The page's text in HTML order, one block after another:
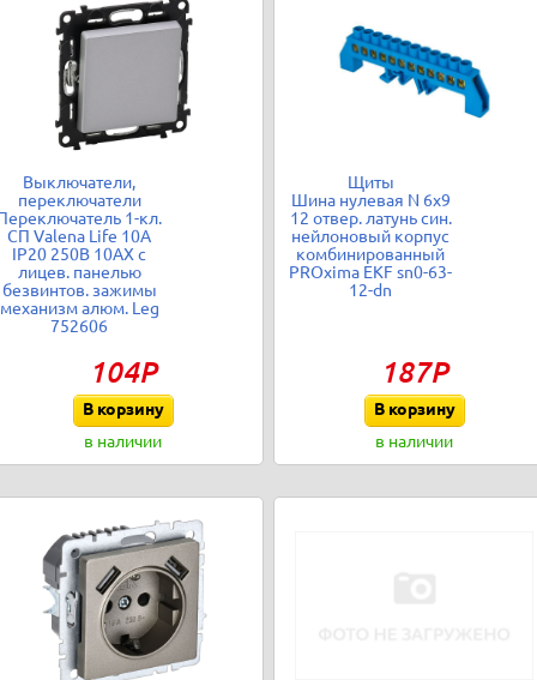
Выключатели,
переключатели
1-кл.
СП Valena Life 10А
IP20 250В 10AX с
лицев. панелью
безвинтов. зажимы
механизм алюм. Leg
752606
104Р
В корзину
в наличии
Щиты
Шина нулевая N 6х9
12 отвер. латунь син.
нейлоновый корпус
комбинированный
PROxima EKF sn0-63-
12-dn
187Р
В корзину
в наличии